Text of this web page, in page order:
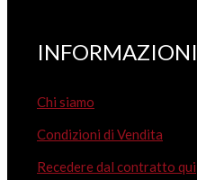
INFORMAZIONI
Chi siamo
Condizioni di Vendita
Recedere dal contratto qui